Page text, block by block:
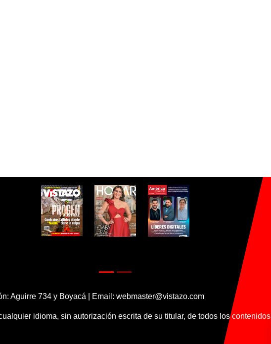
Aguirre 734 y Boyacá | Email: webmaster@vistazo.com
idioma, sin autorización escrita de su titular, de todos los contenidos